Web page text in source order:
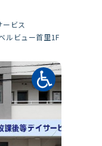
ビス
ルビュー首里1F